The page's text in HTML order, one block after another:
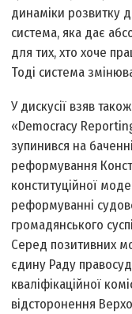
динаміки розвитку
система, яка дає
для тих, хто хоче
Тоді система
У дискусії взяв
«Democracy
зупинився на
реформування
конституційної
реформуванні
громадянського
Серед позитивних
єдину Раду
кваліфікаційної
відсторонення